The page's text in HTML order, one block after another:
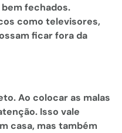
fechados.
como televisores,
ficar fora da
Ao colocar as malas
Isso vale
casa, mas também